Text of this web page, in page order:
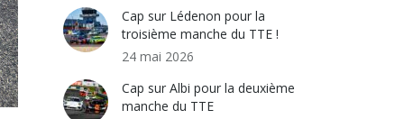
Cap sur Lédenon pour la
troisième manche du TTE !
24 mai 2026
Cap sur Albi pour la deuxième
manche du TTE